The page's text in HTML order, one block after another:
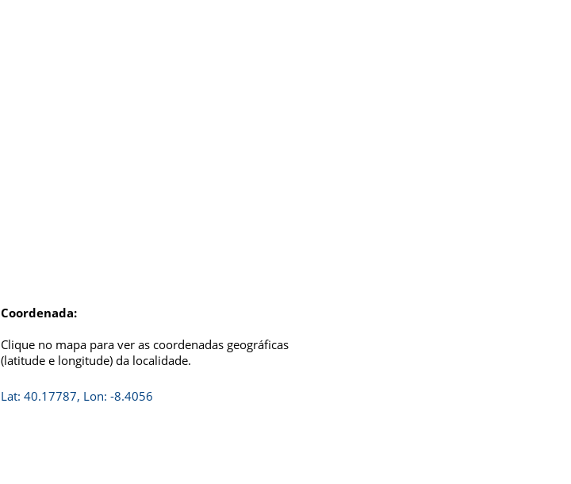
Coordenada:
Clique no mapa para ver as coordenadas geográficas
(latitude e longitude) da localidade.
Lat: 40.17787, Lon: -8.4056